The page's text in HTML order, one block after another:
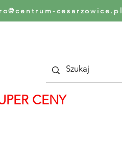
cesarzowice.pl
CENY